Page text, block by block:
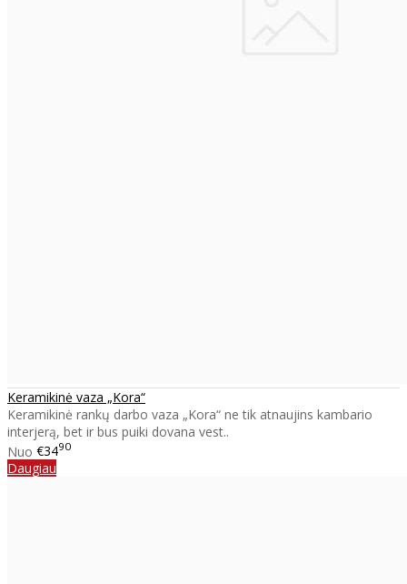
Keramikinė vaza „Kora“
Keramikinė rankų darbo vaza „Kora“ ne tik atnaujins kambario
interjerą, bet ir bus puiki dovana vest..
Nuo €3490
Daugiau